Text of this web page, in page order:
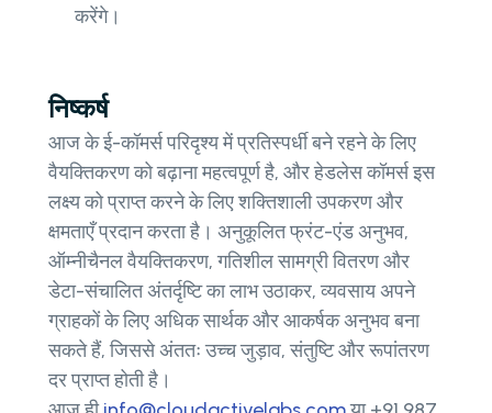
करेंगे।
निष्कर्ष
आज के ई-कॉमर्स परिदृश्य में प्रतिस्पर्धी बने रहने के लिए
वैयक्तिकरण को बढ़ाना महत्वपूर्ण है, और हेडलेस कॉमर्स इस
लक्ष्य को प्राप्त करने के लिए शक्तिशाली उपकरण और
क्षमताएँ प्रदान करता है। अनुकूलित फ्रंट-एंड अनुभव,
ऑम्नीचैनल वैयक्तिकरण, गतिशील सामग्री वितरण और
डेटा-संचालित अंतर्दृष्टि का लाभ उठाकर, व्यवसाय अपने
ग्राहकों के लिए अधिक सार्थक और आकर्षक अनुभव बना
सकते हैं, जिससे अंततः उच्च जुड़ाव, संतुष्टि और रूपांतरण
दर प्राप्त होती है।